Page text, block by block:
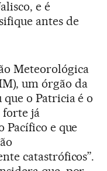
e é
antes de
Meteorológica
um órgão da
que o Patricia é o
forte já
Pacífico e que
catastróficos”.